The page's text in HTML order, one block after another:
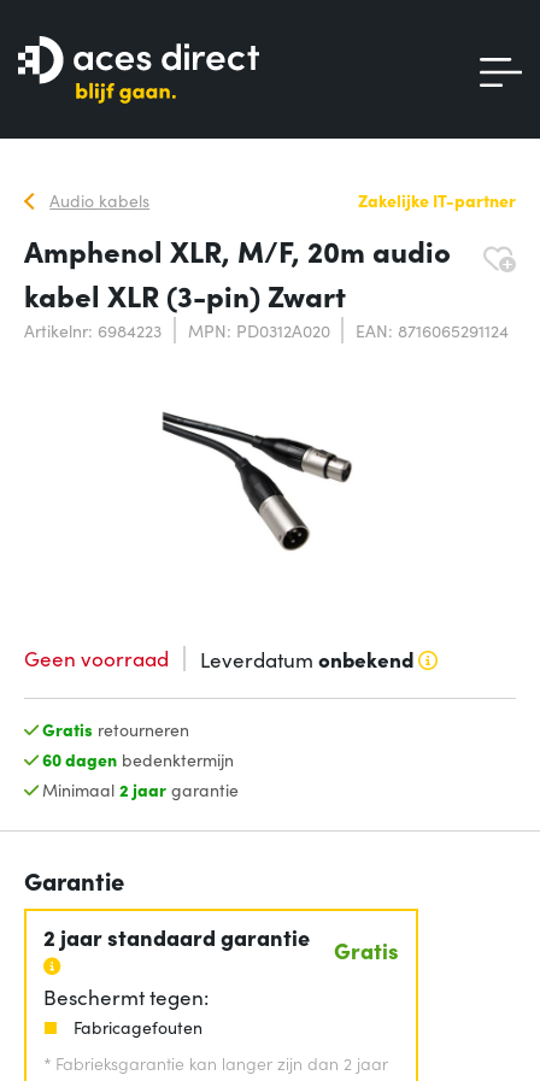
Audio kabels Zakelijke IT-partner
Amphenol XLR, M/F, 20m audio
kabel XLR (3-pin) Zwart
Artikelnr: 6984223 MPN: PD0312A020 EAN: 8716065291124
Geen voorraad Leverdatum onbekend
Gratis retourneren
60 dagenbedenktermijn
Minimaal 2 jaargarantie
Garantie
2 jaar standaard garantie Gratis
Beschermt tegen:
Fabricagefouten
* Fabrieksgarantie kan langer zijn dan 2 jaar